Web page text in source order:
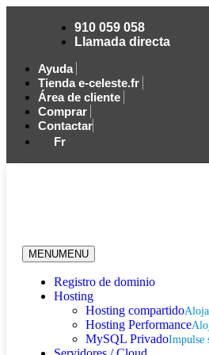
910 059 058
Llamada directa
Ayuda
Tienda e-celeste.fr
Área de cliente
Comprar
Contactar
Fr
MENUMENU
Registro de dominio
Hosting
Hosting compartido
Hosting Performance
MySQL PrivadoImpulse